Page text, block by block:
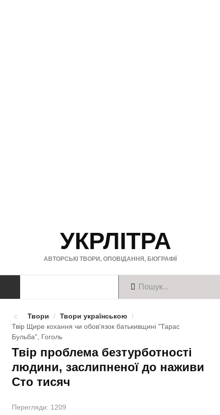
УКРЛІТРА
АВТОРСЬКІ ТВОРИ, ОПОВІДАННЯ, БІОГРАФІЇ
Твори українською
Твори англійською
Твори німецькою
Твори / Твори українською /
Твір Щире кохання чи обов'язок батькивщинi "Тарас
Бульба", Гоголь
Твір проблема безтурботності
людини, заслипненої до наживи
Сто тисяч
Перегляди: 1209